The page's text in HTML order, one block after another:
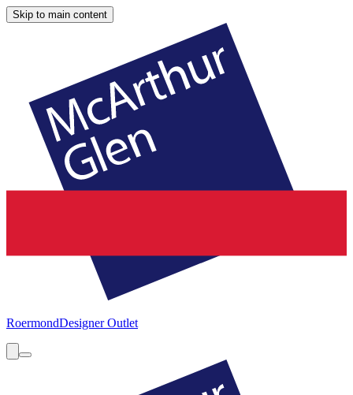
Skip to main content
RoermondDesigner Outlet